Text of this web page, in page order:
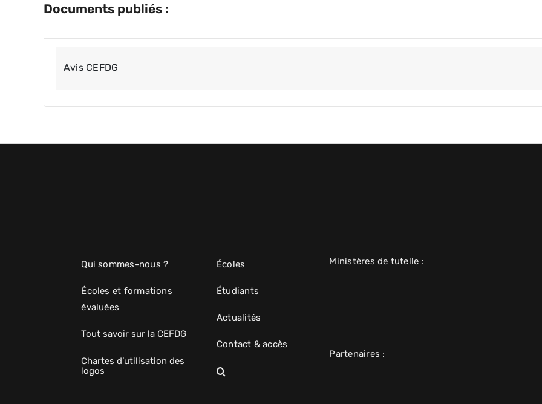
Documents publiés :
Avis CEFDG
Qui sommes-nous ?
Écoles et formations
évaluées
Tout savoir sur la CEFDG
Chartes d’utilisation des
logos
Écoles
Étudiants
Actualités
Contact & accès
Ministères de tutelle :
Partenaires :